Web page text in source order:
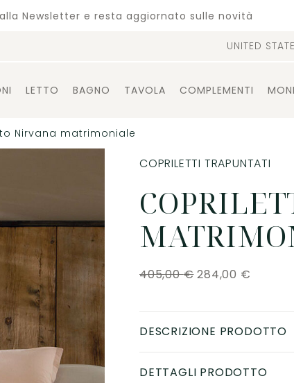
Newsletter e resta aggiornato sulle novità
UNITED
LETTO BAGNO TAVOLA COMPLEMENTI
Nirvana matrimoniale
COPRILETTI TRAPUNTATI
405,00€ 284,00 €
DESCRIZIONE PRODOTTO
DETTAGLI PRODOTTO